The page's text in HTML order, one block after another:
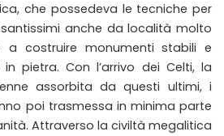
che possedeva le tecniche per
anche da località molto
a costruire monumenti stabili e
pietra. Con l’arrivo dei Celti, la
assorbita da questi ultimi, i
poi trasmessa in minima parte
Attraverso la civiltà megalitica